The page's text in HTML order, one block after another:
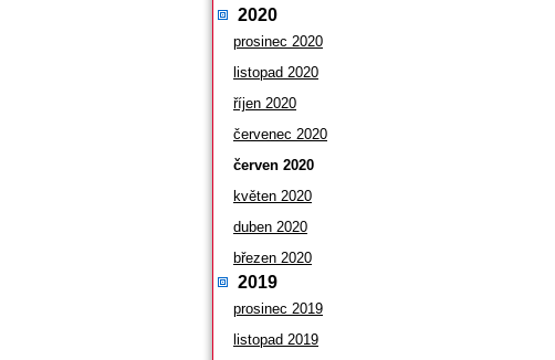
2020
prosinec 2020
listopad 2020
říjen 2020
červenec 2020
červen 2020
květen 2020
duben 2020
březen 2020
2019
prosinec 2019
listopad 2019